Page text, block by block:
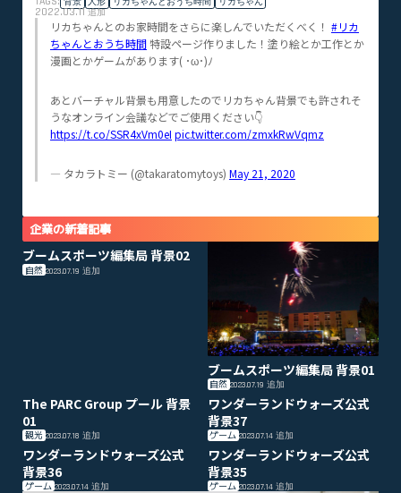
2022.03.11追加
リカちゃんとのお家時間をさらに楽しんでいただくべく！ #リカ
ちゃんとおうち時間特設ページ作りました！塗り絵とか工作とか
漫画とかゲームがあります( ･ω･)ﾉ
あとバーチャル背景も用意したのでリカちゃん背景でも許されそ
うなオンライン会議などでご使用ください👇
https://t.co/SSR4xVm0eI pic.twitter.com/zmxkRwVqmz
— タカラトミー (@takaratomytoys) May 21, 2020
企業の新着記事
ブームスポーツ編集局 背景02
自然 2023.07.19 追加
ブームスポーツ編集局 背景01
自然 2023.07.19追加
The PARC Group プール 背景
01
観光 2023.07.18 追加
ワンダーランドウォーズ公式
背景37
ゲーム 2023.07.14追加
ワンダーランドウォーズ公式
背景36
ゲーム 2023.07.14 追加
ワンダーランドウォーズ公式
背景35
ゲーム 2023.07.14追加